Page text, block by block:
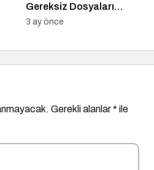
Gereksiz Dosyaları
Temizlemenin Yolları
3 ay önce
Gerekli alanlar* ile